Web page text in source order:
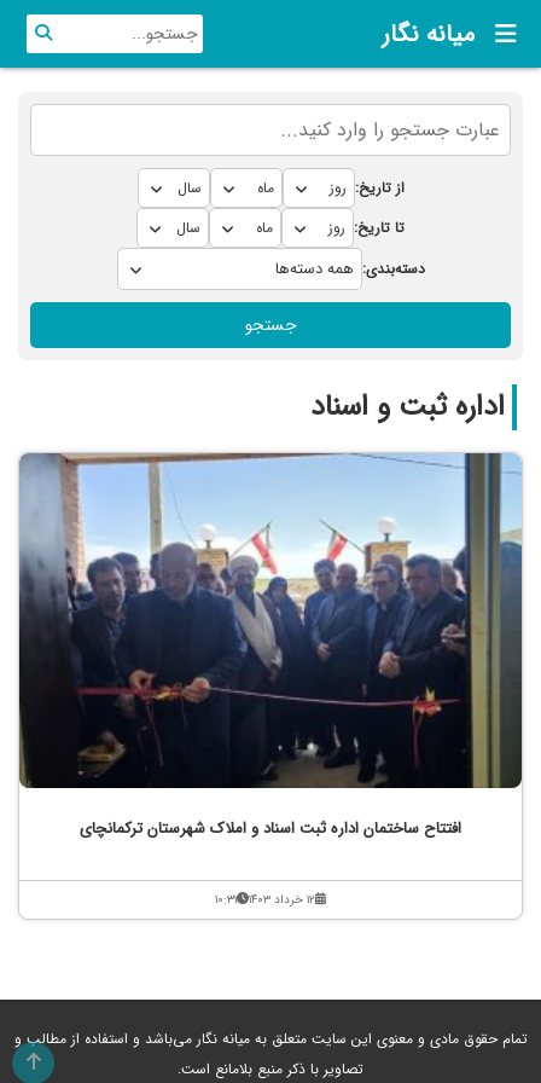
میانه نگار
از تاریخ:
تا تاریخ:
دسته‌بندی:
جستجو
اداره ثبت و اسناد
افتتاح ساختمان اداره ثبت اسناد و املاک شهرستان ترکمانچای
۱۲ خرداد ۱۴۰۳ ۱۰:۳۱
تمام حقوق مادی و معنوی این سایت متعلق به میانه نگار می‌باشد و استفاده از مطالب و
تصاویر با ذکر منبع بلامانع است.